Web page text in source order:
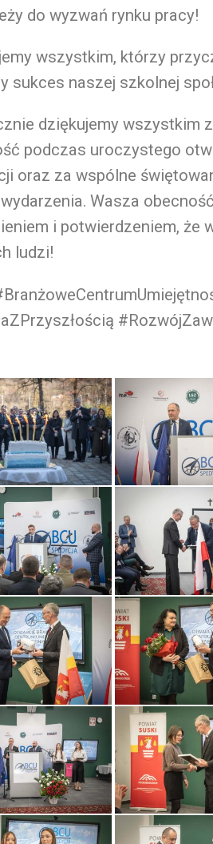
do wyzwań rynku pracy!
wszystkim, którzy
sukces naszej szkolnej
dziękujemy wszystkim
podczas uroczystego
oraz za wspólne
Wasza
i potwierdzeniem, że
ludzi!